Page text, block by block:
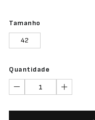
Tamanho
42
Quantidade